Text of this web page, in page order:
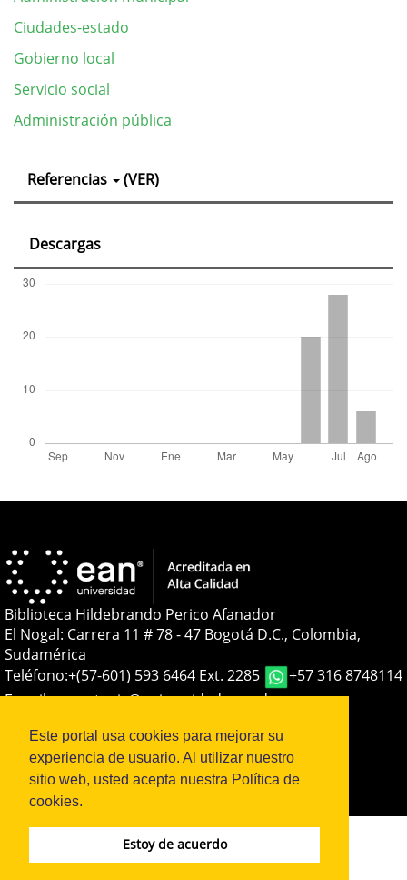
Este portal usa cookies para mejorar su
experiencia de usuario. Al utilizar nuestro
sitio web, usted acepta nuestra Política de
cookies.
Estoy de acuerdo
Ciudades-estado
Gobierno local
Servicio social
Administración pública
Detalles
del
artículo
Referencias (VER)
Descargas
Biblioteca Hildebrando Perico Afanador
El Nogal: Carrera 11 # 78 - 47 Bogotá D.C., Colombia,
Sudamérica
Teléfono:+(57-601) 593 6464 Ext. 2285
+57 316 8748114
E-mail:soporteojs@universidadean.edu.co-
Sistema OJS - Metabiblioteca |